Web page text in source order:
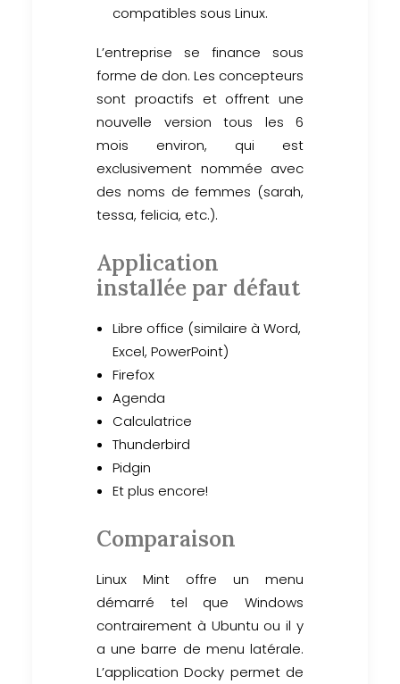
compatibles sous Linux.
L’entreprise se finance sous
forme de don. Les concepteurs
sont proactifs et offrent une
nouvelle version tous les 6
mois environ, qui est
exclusivement nommée avec
des noms de femmes (sarah,
tessa, felicia, etc.).
Application
installée par défaut
Libre office (similaire à Word,
Excel, PowerPoint)
Firefox
Agenda
Calculatrice
Thunderbird
Pidgin
Et plus encore!
Comparaison
Linux Mint offre un menu
démarré tel que Windows
contrairement à Ubuntu ou il y
a une barre de menu latérale.
L’application Docky permet de